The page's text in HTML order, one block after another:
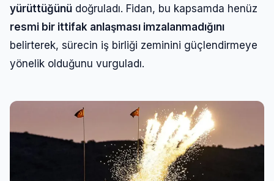
yürüttüğünü doğruladı. Fidan, bu kapsamda henüz
resmi bir ittifak anlaşması imzalanmadığını
belirterek, sürecin iş birliği zeminini güçlendirmeye
yönelik olduğunu vurguladı.
Kullanıcı Adı veya E-posta